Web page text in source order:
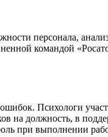
персонала,
командой
Психологи
на должность, в
при выполнении